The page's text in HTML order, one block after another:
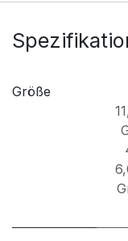
Größe